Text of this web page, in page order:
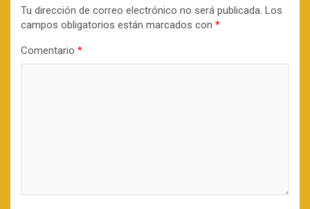
Tu dirección de correo electrónico no será publicada. Los
campos obligatorios están marcados con *
Comentario *